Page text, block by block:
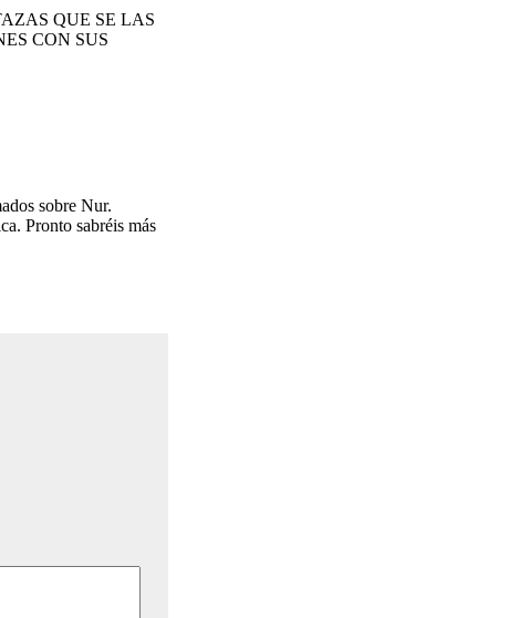
QUE SE LAS
CON SUS
sobre Nur.
Pronto sabréis más